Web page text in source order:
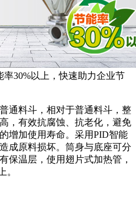
率30%以上，快速助力企业节
通料斗，相对于普通料斗，整
，有效抗腐蚀、抗老化，避免
增加使用寿命。采用PID智能
成原料损坏。筒身与底座可分
保温层，使用翅片式加热管，
。